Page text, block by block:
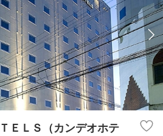
ＥＬＳ（カンデオホテ